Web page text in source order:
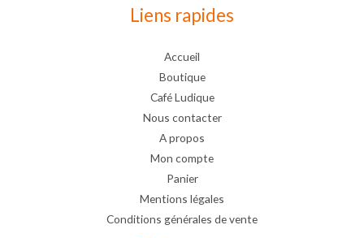
Liens rapides
Accueil
Boutique
Café Ludique
Nous contacter
A propos
Mon compte
Panier
Mentions légales
Conditions générales de vente